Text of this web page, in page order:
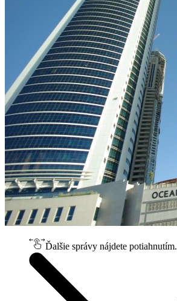
Ďalšie správy nájdete potiahnutím.